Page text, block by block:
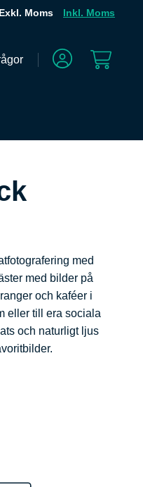
Exkl. Moms Inkl. Moms
med
med bilder på
och kaféer i
eller till era sociala
och naturligt ljus